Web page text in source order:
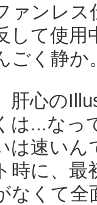
ァンレ
して使用
ごく静か
肝心の
は...なっ
は速いん
時に、最
なくて全